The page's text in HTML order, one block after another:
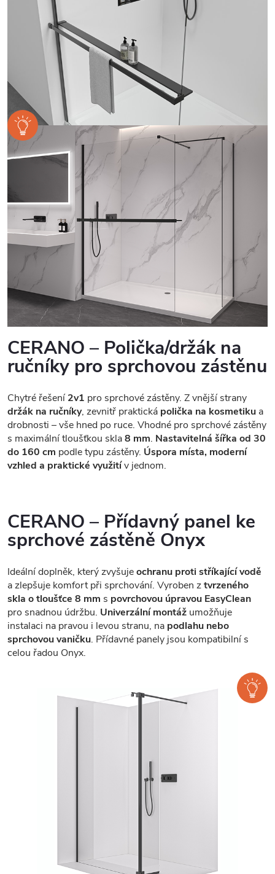
CERANO – Polička/držák na
ručníky pro sprchovou zástěnu
Chytré řešení2v1 pro sprchové zástěny. Z vnější strany
držák na ručníky, zevnitř praktická polička na kosmetiku a
drobnosti – vše hned po ruce. Vhodné pro sprchové zástěny
s maximální tloušťkou skla8 mm. Nastavitelná šířka od 30
do 160 cm podle typu zástěny. Úspora místa, moderní
vzhled a praktické využitív jednom.
CERANO – Přídavný panel ke
sprchové zástěně Onyx
Ideální doplněk, který zvyšujeochranu proti stříkající vodě
a zlepšuje komfort při sprchování. Vyroben ztvrzeného
skla o tloušťce 8 mm s povrchovou úpravou EasyClean
pro snadnou údržbu. Univerzální montáž umožňuje
instalaci na pravou i levou stranu, na podlahu nebo
sprchovou vaničku. Přídavné panely jsou kompatibilní s
celou řadou Onyx.